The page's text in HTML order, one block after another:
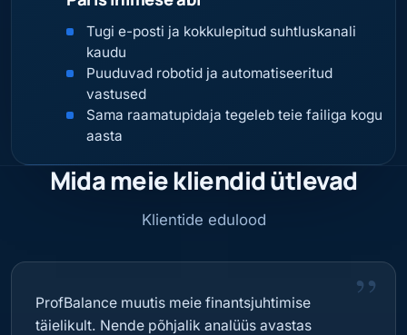
Tugi e-posti ja kokkulepitud suhtluskanali
kaudu
Puuduvad robotid ja automatiseeritud
vastused
Sama raamatupidaja tegeleb teie failiga kogu
aasta
Mida meie kliendid ütlevad
Klientide edulood
”
ProfBalance muutis meie finantsjuhtimise
täielikult. Nende põhjalik analüüs avastas